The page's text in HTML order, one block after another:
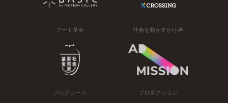
アート基金 社会を動かすかけ声
プロデュース プロダクション